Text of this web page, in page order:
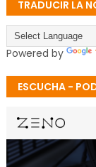
TRADUCIR LA
Powered by
ESCUCHA -